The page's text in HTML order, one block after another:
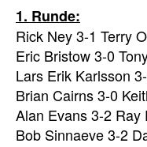
1. Runde:
Rick Ney 3-1 Terry
Eric Bristow 3-0
Lars Erik Karlsson
Brian Cairns 3-0
Alan Evans 3-2 Ray
Bob Sinnaeve 3-2